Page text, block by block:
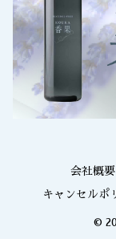
会社概要
キャンセルポ
©